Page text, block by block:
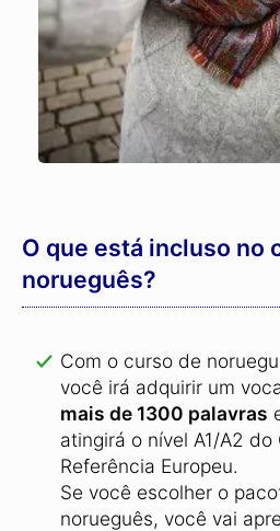
O que está incluso no
norueguês?
Com o curso de
você irá adquirir um
mais de 1300 palavras
atingirá o nível A1/A2 do
Referência Europeu.
Se você escolher o
norueguês, você vai